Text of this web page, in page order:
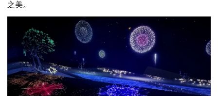
之美。